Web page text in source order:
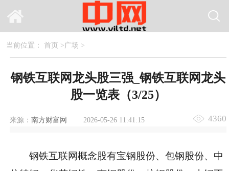
当前位置： 首页 >广场 >
钢铁互联网龙头股三强_钢铁互联网龙头
股一览表（3/25）
来源： 南方财富网 2026-05-26 11:41:15 4360
钢铁互联网概念股有宝钢股份、包钢股份、中